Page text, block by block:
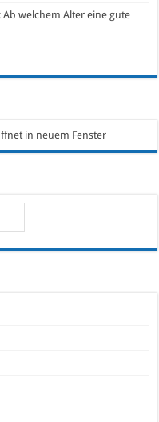
welchem Alter eine gute